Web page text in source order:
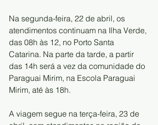
Na segunda-feira, 22 de abril, os
atendimentos continuam na Ilha Verde,
das 08h às 12, no Porto Santa
Catarina. Na parte da tarde, a partir
das 14h será a vez da comunidade do
Paraguai Mirim, na Escola Paraguai
Mirim, até às 18h.
A viagem segue na terça-feira, 23 de